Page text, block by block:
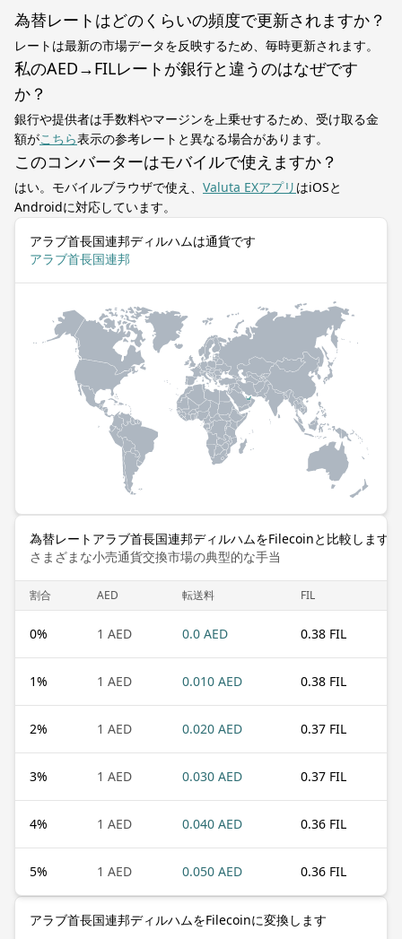
為替レートはどのくらいの頻度で更新されますか？
レートは最新の市場データを反映するため、毎時更新されます。
私のAED→FILレートが銀行と違うのはなぜです
か？
銀行や提供者は手数料やマージンを上乗せするため、受け取る金
額がこちら表示の参考レートと異なる場合があります。
このコンバーターはモバイルで使えますか？
はい。モバイルブラウザで使え、 Valuta EXアプリ はiOSと
Androidに対応しています。
アラブ首長国連邦ディルハムは通貨です
アラブ首長国連邦
為替レートアラブ首長国連邦ディルハムをFilecoinと比較します
さまざまな小売通貨交換市場の典型的な手当
割合 AED 転送料 FIL
0% 1 AED 0.0 AED 0.38 FIL
1% 1 AED 0.010 AED 0.38 FIL
2% 1 AED 0.020 AED 0.37 FIL
3% 1 AED 0.030 AED 0.37 FIL
4% 1 AED 0.040 AED 0.36 FIL
5% 1 AED 0.050 AED 0.36 FIL
アラブ首長国連邦ディルハムをFilecoinに変換します